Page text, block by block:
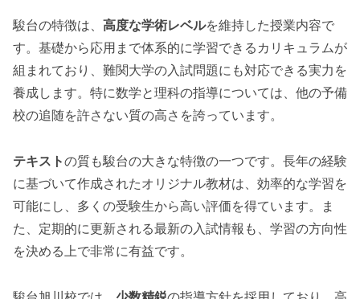
駿台の特徴は、 高度な学術レベルを維持した授業内容で
す。基礎から応用まで体系的に学習できるカリキュラムが
組まれており、難関大学の入試問題にも対応できる実力を
養成します。特に数学と理科の指導については、他の予備
校の追随を許さない質の高さを誇っています。
テキストの質も駿台の大きな特徴の一つです。長年の経験
に基づいて作成されたオリジナル教材は、効率的な学習を
可能にし、多くの受験生から高い評価を得ています。ま
た、定期的に更新される最新の入試情報も、学習の方向性
を決める上で非常に有益です。